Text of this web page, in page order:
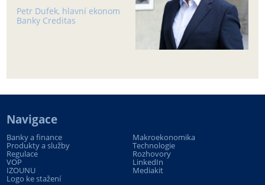
Petr Dufek, hlavní ekonom
Banky Creditas
Navigace
Banky a finance Makroekonomika
Produkty a služby Technologie
Regulace Rozhovory
VOP LinkedIn
IZOUNU Mediakit
Logo ke stažení